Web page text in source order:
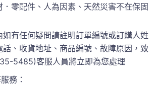
．零配件、人為因素、天然災害不在保固
如有任何疑問請註明訂單編號或訂購人姓
話、收貨地址、商品編號、故障原因，致
5485)客服人員將立即為您處理
務：